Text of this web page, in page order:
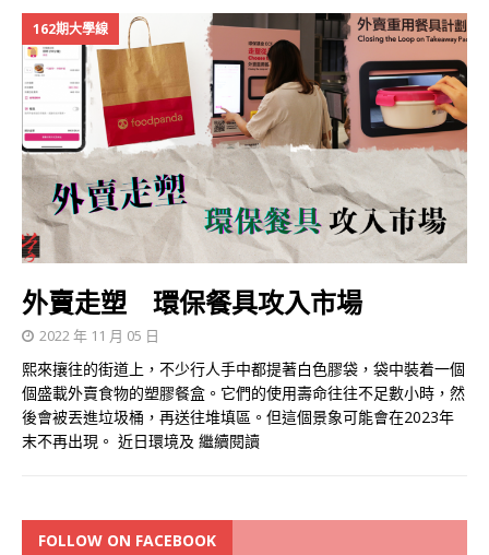
162期大學線
外賣走塑 環保餐具攻入市場
2022 年 11 月 05 日
熙來攘往的街道上，不少行人手中都提著白色膠袋，袋中裝着一個
個盛載外賣食物的塑膠餐盒。它們的使用壽命往往不足數小時，然
後會被丟進垃圾桶，再送往堆填區。但這個景象可能會在2023年
末不再出現。 近日環境及 繼續閱讀
FOLLOW ON FACEBOOK